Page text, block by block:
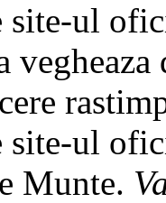
site-ul
site-ul
Munte.